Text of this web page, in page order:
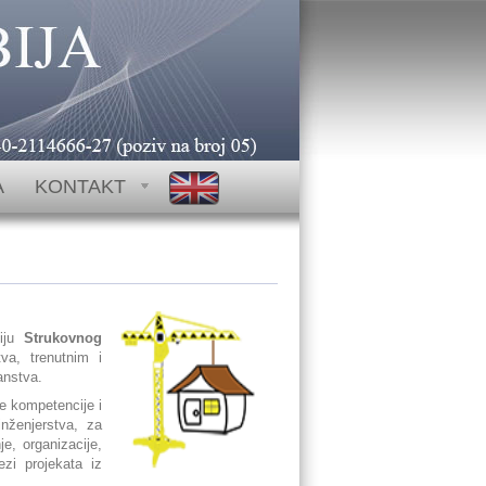
KONTAKT
Strukovnog
trenutnim i
kompetencije i
za
organizacije,
projekata iz